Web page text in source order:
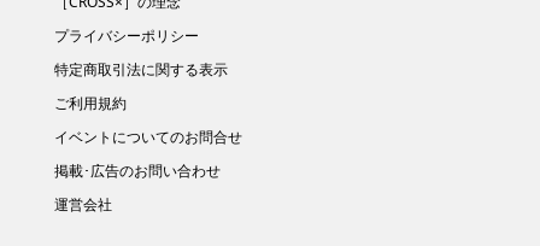
プライバシーポリシー
特定商取引法に関する表示
ご利用規約
イベントについてのお問合せ
掲載･広告のお問い合わせ
運営会社